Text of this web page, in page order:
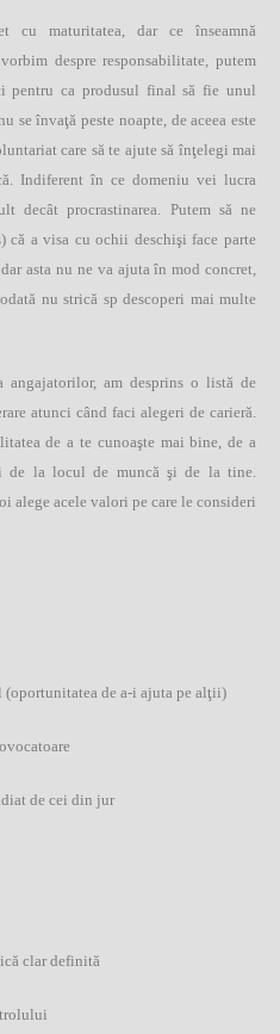
cu maturitatea, dar ce înseamnă
despre responsabilitate, putem
pentru ca produsul final să fie unul
se învaţă peste noapte, de aceea este
care să te ajute să înţelegi mai
Indiferent în ce domeniu vei lucra
decât procrastinarea. Putem să ne
că a visa cu ochii deschişi face parte
asta nu ne va ajuta în mod concret,
nu strică sp descoperi mai multe
am desprins o listă de
atunci când faci alegeri de carieră.
de a te cunoaşte mai bine, de a
de la locul de muncă şi de la tine.
alege acele valori pe care le consideri
(oportunitatea de a-i ajuta pe alţii)
de cei din jur
clar definită